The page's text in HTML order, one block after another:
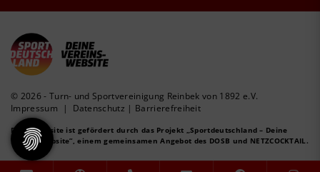
© 2026 - Turn- und Sportvereinigung Reinbek von 1892 e.V.
Impressum | Datenschutz | Barrierefreiheit
Diese Website ist gefördert durch das Projekt
„Sportdeutschland – Deine
Vereinswebsite” , einem gemeinsamen Angebot des DOSB und NETZCOCKTAIL.